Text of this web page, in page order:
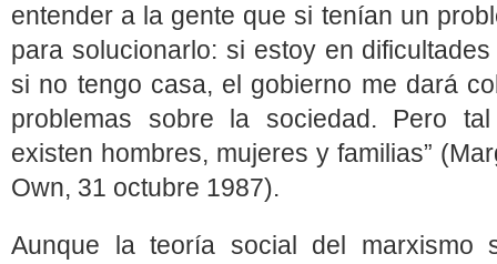
entender a la gente que si tenían un
para solucionarlo: si estoy en
si no tengo casa, el gobierno me dará
problemas sobre la sociedad. Pero
existen hombres, mujeres y familias”
Own, 31 octubre 1987).
Aunque la teoría social del marxismo